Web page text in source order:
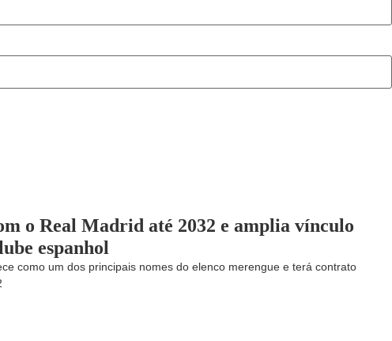
o Real Madrid até 2032 e amplia vínculo
espanhol
como um dos principais nomes do elenco merengue e terá contrato